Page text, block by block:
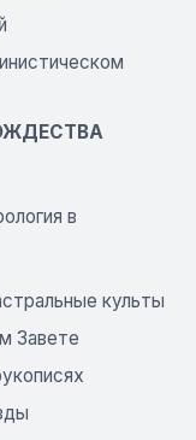
в
культы
Завете